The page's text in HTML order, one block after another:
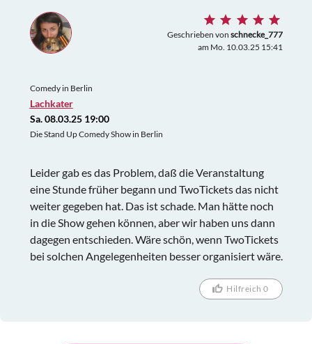
Geschrieben von schnecke_777
am Mo. 10.03.25 15:41
Comedy in Berlin
Lachkater
Sa. 08.03.25 19:00
Die Stand Up Comedy Show in Berlin
Leider gab es das Problem, daß die Veranstaltung
eine Stunde früher begann und TwoTickets das nicht
weiter gegeben hat. Das ist schade. Man hätte noch
in die Show gehen können, aber wir haben uns dann
dagegen entschieden. Wäre schön, wenn TwoTickets
bei solchen Angelegenheiten besser organisiert wäre.
Hilfreich 0